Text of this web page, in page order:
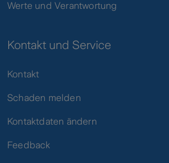
Werte und Verantwortung
Kontakt und Service
Kontakt
Schaden melden
Kontaktdaten ändern
Feedback